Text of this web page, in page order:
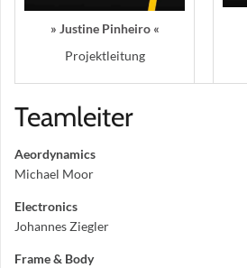
» Justine Pinheiro «
Projektleitung
Teamleiter
Aeordynamics
Michael Moor
Electronics
Johannes Ziegler
Frame & Body